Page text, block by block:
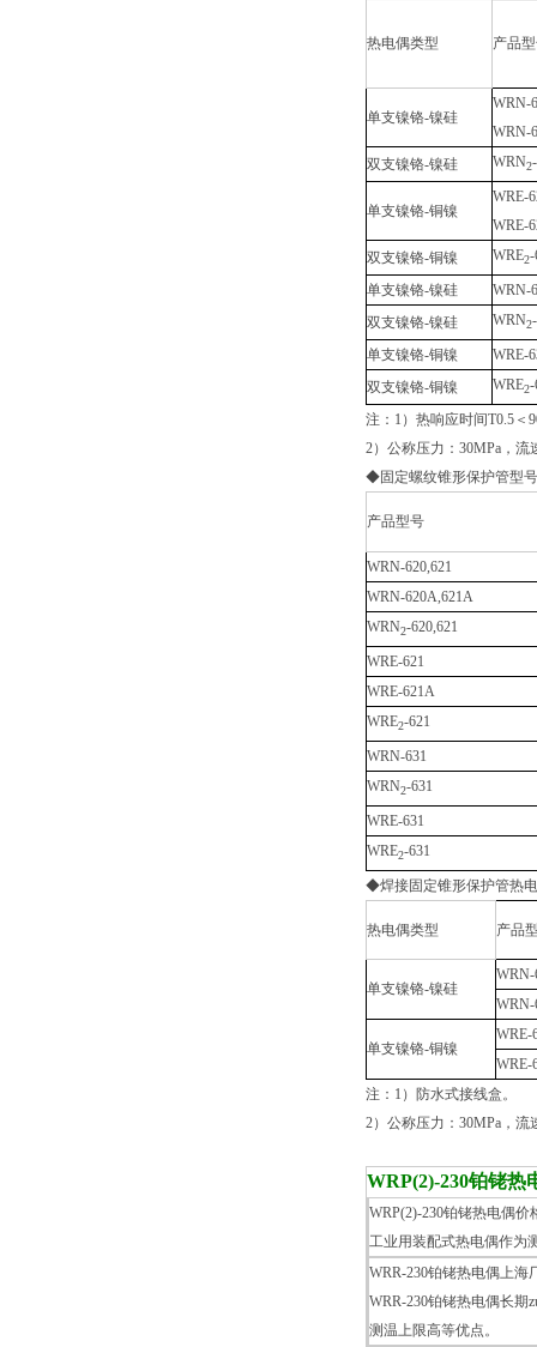
热电偶类型 产品
单支镍铬-镍硅
WRN-
WRN-
双支镍铬-镍硅
WRN2
单支镍铬-铜镍
WRE-
WRE-
双支镍铬-铜镍
WRE2-
单支镍铬-镍硅
WRN-
双支镍铬-镍硅
WRN2
单支镍铬-铜镍
WRE-
双支镍铬-铜镍
WRE2-
注：1）热响应时间T0.5＜
2）公称压力：30MPa，流
◆固定螺纹锥形保护管型
产品型号
WRN-620,621
WRN-620A,621A
WRN2-620,621
WRE-621
WRE-621A
WRE2-621
WRN-631
WRN2-631
WRE-631
WRE2-631
◆焊接固定锥形保护管热
热电偶类型 产品
单支镍铬-镍硅
WRN-
WRN-
单支镍铬-铜镍
WRE-
WRE-
注：1）防水式接线盒。
2）公称压力：30MPa，流
WRP(2)-230铂铑热
WRP(2)-230铂铑热电偶价
工业用装配式热电偶作为
WRR-230铂铑热电偶上海
WRR-230铂铑热电偶长
测温上限高等优点。